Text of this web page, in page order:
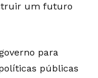
um futuro
para
públicas